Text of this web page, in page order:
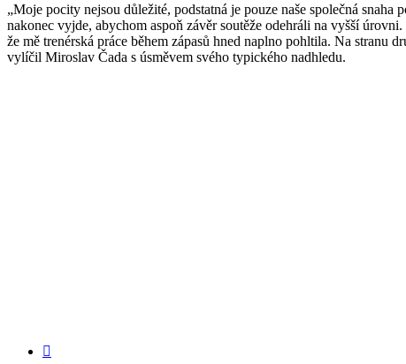
„Moje pocity nejsou důležité, podstatná je pouze naše společná
nakonec vyjde, abychom aspoň závěr soutěže odehráli na vyšší
že mě trenérská práce během zápasů hned naplno pohltila. Na stranu
vylíčil Miroslav Čada s úsměvem svého typického nadhledu.